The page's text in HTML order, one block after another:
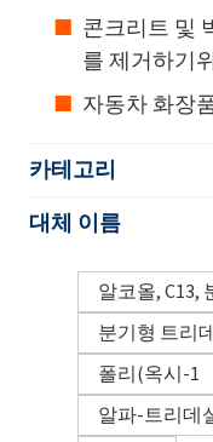
콘크리트 및
를 제거하기
자동차 화장
카테고리
대체 이름
알코올, C13,
분기형 트리
폴리(옥시-1
알파-트리데